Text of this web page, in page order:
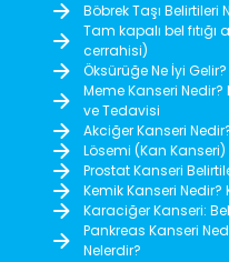
Böbrek Taşı Belirtileri
Tam kapalı bel
cerrahisi)
Öksürüğe Ne İyi
Meme Kanseri Nedir?
ve Tedavisi
Akciğer Kanseri
Lösemi (Kan Kanseri)
Prostat Kanseri
Kemik Kanseri Nedir?
Karaciğer Kanseri:
Pankreas Kanseri
Nelerdir?